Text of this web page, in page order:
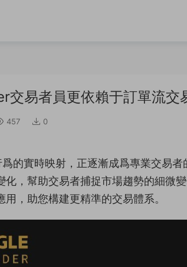
交易者員更依賴于訂單流交
457 0
的實時映射，正逐漸成爲專業交易
化，幫助交易者捕捉市場趨勢的細微
，助您構建更精準的交易體系。